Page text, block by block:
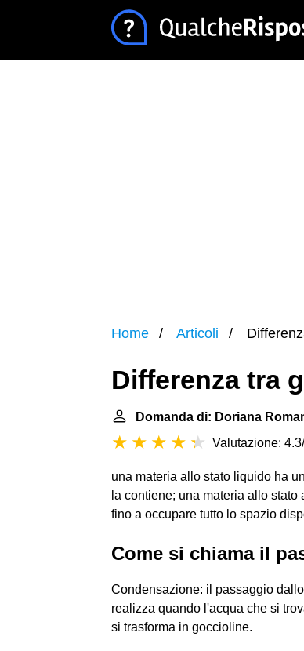
Home Articoli
Differenza tra
Domanda di: Doriana
Valutazione:
una materia allo stato liquido ha
la contiene; una materia allo
fino a occupare tutto lo spazio
Come si chiama il
Condensazione: il passaggio
realizza quando l'acqua che si
si trasforma in goccioline.